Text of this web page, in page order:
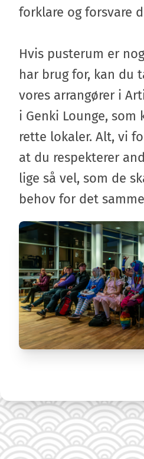
forklare og forsvare
Hvis pusterum er
har brug for, kan du
vores arrangører i
i Genki Lounge, som
rette lokaler. Alt, vi
at du respekterer
lige så vel, som de